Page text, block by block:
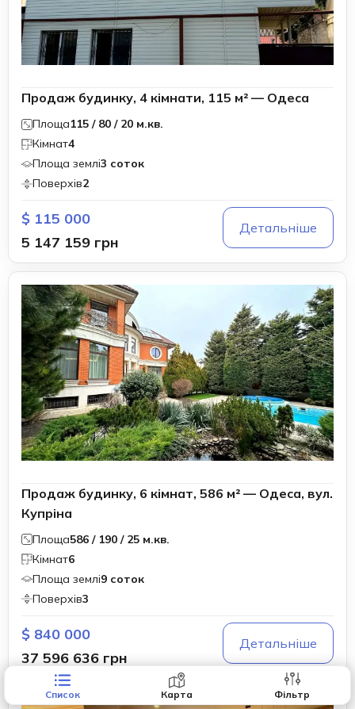
Продаж будинку, 4 кімнати, 115 м² — Одеса
Площа115 / 80 / 20 м.кв.
Кімнат4
Площа землі3 соток
Поверхів2
$ 115 000
5 147 159 грн
Детальніше
Продаж будинку, 6 кімнат, 586 м² — Одеса, вул.
Купріна
Площа586 / 190 / 25 м.кв.
Кімнат6
Площа землі9 соток
Поверхів3
$ 840 000
37 596 636 грн
Детальніше
Список Карта Фільтр